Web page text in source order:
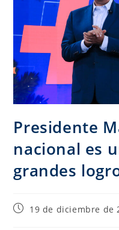
Presidente
nacional es
grandes
19 de diciembre de